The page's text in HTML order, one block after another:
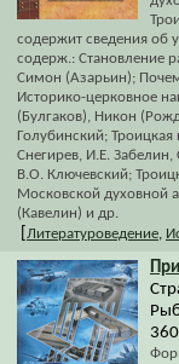
содержит сведения об
содерж.: Становление
Симон (Азарьин);
Историко-церковное
(Булгаков), Никон
Голубинский;
Снегирев, И.Е.
В.О. Ключевский;
Московской духовной
(Кавелин) и др.
Литературоведение,